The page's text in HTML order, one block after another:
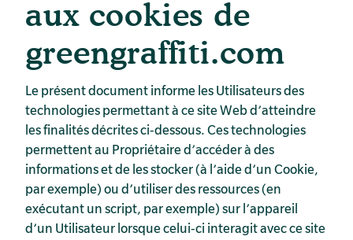
aux cookies de
greengraffiti.com
Le présent document informe les Utilisateurs des
technologies permettant à ce site Web d’atteindre
les finalités décrites ci-dessous. Ces technologies
permettent au Propriétaire d’accéder à des
informations et de les stocker (à l’aide d’un Cookie,
par exemple) ou d’utiliser des ressources (en
exécutant un script, par exemple) sur l’appareil
d’un Utilisateur lorsque celui-ci interagit avec ce site